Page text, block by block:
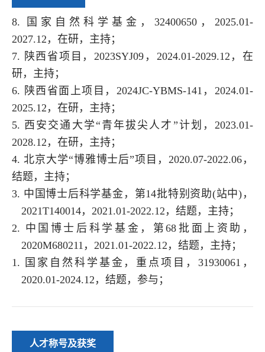
8. 国家自然科学基金， 32400650 ， 2025.01-
2027.12 ，在研，主持；
7. 陕西省项目， 2023SYJ09 ， 2024.01-2029.12 ，在
研，主持；
6. 陕西省面上项目， 2024JC-YBMS-141 ， 2024.01-
2025.12 ，在研，主持；
5. 西安交通大学 “青年拔尖人才 ”计划， 2023.01-
2028.12 ，在研，主持；
4. 北京大学“博雅博士后”项目， 2020.07-2022.06 ，
结题，主持；
3. 中国博士后科学基金，第14批特别资助(站中) ，
2021T140014， 2021.01-2022.12 ，结题，主持；
2. 中国博士后科学基金，第68 批面上资助，
2020M680211 ， 2021.01-2022.12 ，结题，主持；
1. 国家自然科学基金，重点项目，31930061 ，
2020.01-2024.12 ，结题，参与；
人才称号及获奖